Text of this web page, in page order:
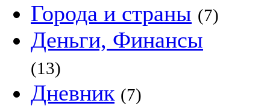
Города и страны (7)
Деньги, Финансы
(13)
Дневник (7)